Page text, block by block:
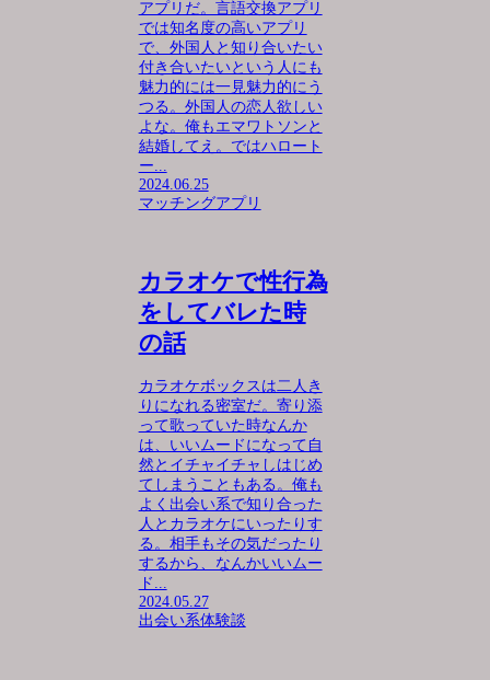
アプリだ。言語交換アプリ
では知名度の高いアプリ
で、外国人と知り合いたい
付き合いたいという人にも
魅力的には一見魅力的にう
つる。外国人の恋人欲しい
よな。俺もエマワトソンと
結婚してえ。ではハロート
ー...
2024.06.25
マッチングアプリ
カラオケで性行為
をしてバレた時
の話
カラオケボックスは二人き
りになれる密室だ。寄り添
って歌っていた時なんか
は、いいムードになって自
然とイチャイチャしはじめ
てしまうこともある。俺も
よく出会い系で知り合った
人とカラオケにいったりす
る。相手もその気だったり
するから、なんかいいムー
ド...
2024.05.27
出会い系体験談